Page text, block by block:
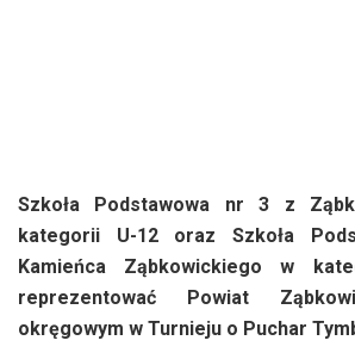
Szkoła Podstawowa nr 3 z
kategorii U-12 oraz Szkoła
Kamieńca Ząbkowickiego w
reprezentować Powiat
okręgowym w Turnieju o Puchar